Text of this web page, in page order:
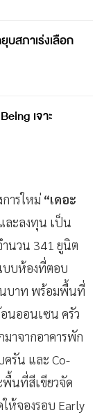
สภาเร่งเลือก
เจาะ
ารใหม่ “เดอะ
ละลงทุน เป็น
นวน 341 ยูนิต
บบห้องที่ตอบ
นบาท พร้อมพื้นที่
นออนเซน ครัว
าจากอาคารพัก
รัน และ Co-
พื้นที่สีเขียวจัด
ห้จองรอบ Early